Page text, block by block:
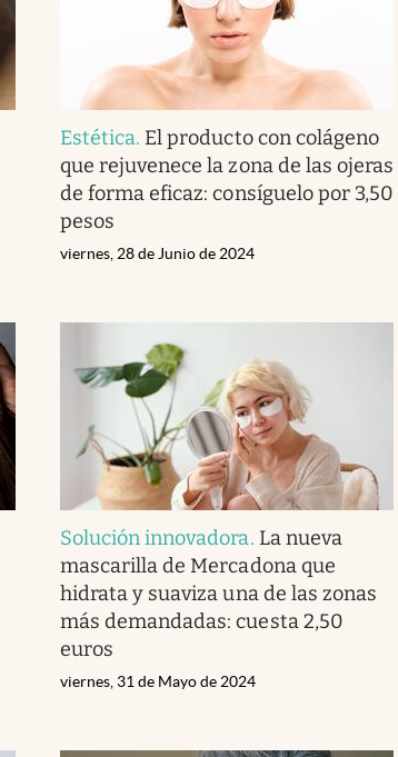
Estética. El producto con colágeno
que rejuvenece la zona de las ojeras
de forma eficaz: consíguelo por 3,50
pesos
viernes, 28 de Junio de 2024
Solución innovadora. La nueva
mascarilla de Mercadona que
hidrata y suaviza una de las zonas
más demandadas: cuesta 2,50
euros
viernes, 31 de Mayo de 2024